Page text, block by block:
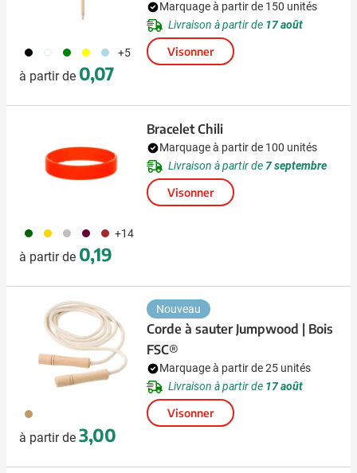
001 002 004 006 018 +5
à partir de 0,07
Marquage à partir de 150 unités
Livraison à partir de 17 août
Visonner
060 031 032 010 011 +14
à partir de 0,19
Bracelet Chili
Marquage à partir de 100 unités
Livraison à partir de 7 septembre
Visonner
011
à partir de 3,00
Nouveau
Corde à sauter Jumpwood | Bois
FSC®
Marquage à partir de 25 unités
Livraison à partir de 17 août
Visonner